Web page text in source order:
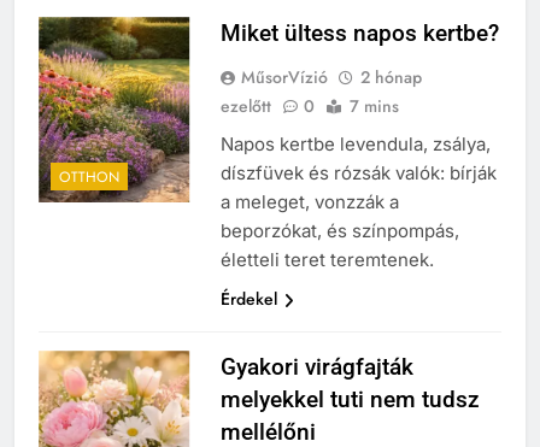
OTTHON
Miket ültess napos kertbe?
MűsorVízió
2 hónap
ezelőtt
0 7 mins
Napos kertbe levendula, zsálya,
díszfüvek és rózsák valók: bírják
a meleget, vonzzák a
beporzókat, és színpompás,
életteli teret teremtenek.
Érdekel
Gyakori virágfajták
melyekkel tuti nem tudsz
mellélőni